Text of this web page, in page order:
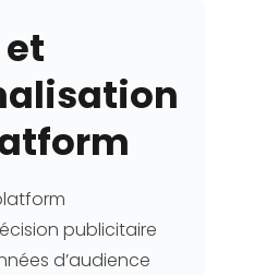
publicitaire
d’audience